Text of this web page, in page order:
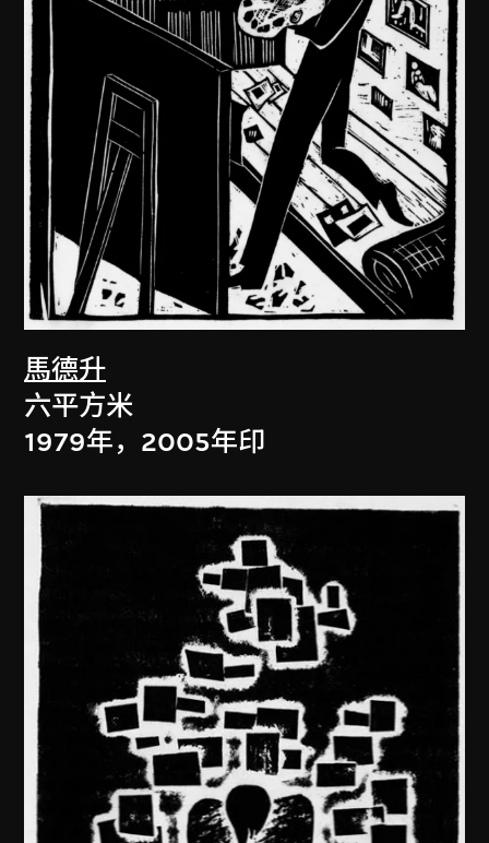
馬德升
六平方米
1979年，2005年印